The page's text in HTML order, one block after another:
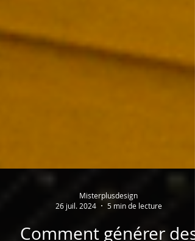
5 min de lecture